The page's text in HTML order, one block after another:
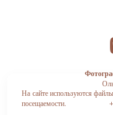
На сайте используются
посещаемости.